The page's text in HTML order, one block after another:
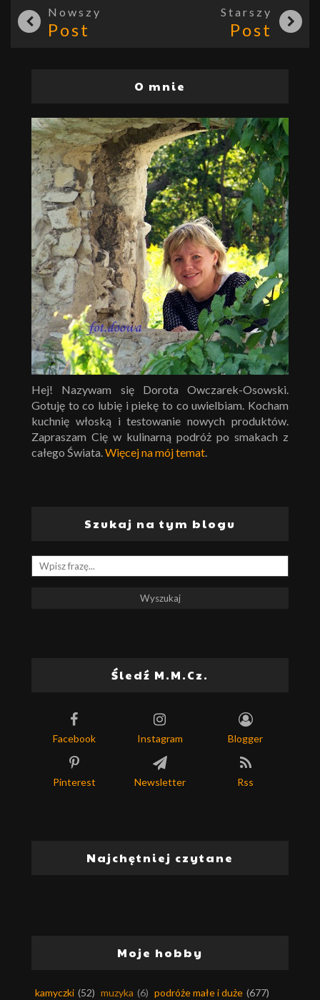
Nowszy
Post
Starszy
Post
O mnie
Hej! Nazywam się Dorota Owczarek-Osowski.
Gotuję to co lubię i piekę to co uwielbiam. Kocham
kuchnię włoską i testowanie nowych produktów.
Zapraszam Cię w kulinarną podróż po smakach z
całego Świata.Więcej na mój temat.
Szukaj na tym blogu
Śledź M.M.Cz.
Facebook Instagram Blogger
Pinterest Newsletter Rss
Najchętniej czytane
Moje hobby
kamyczki (52) muzyka (6) podróże małe i duże (677)